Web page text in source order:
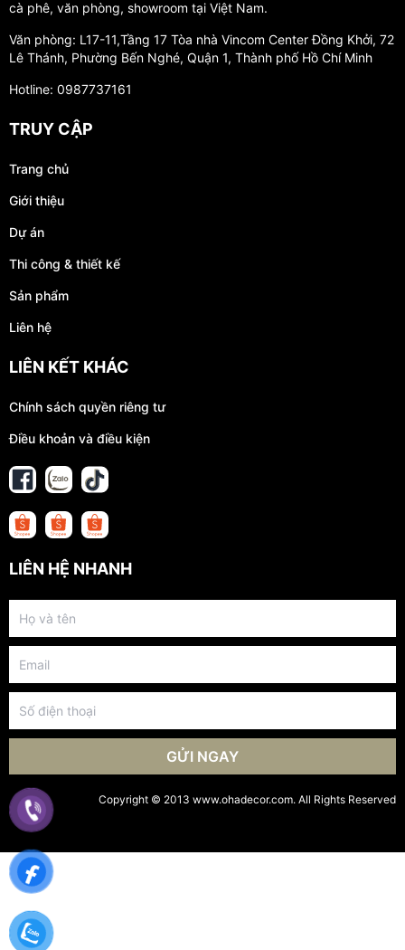
cà phê, văn phòng, showroom tại Việt Nam.
Văn phòng: L17-11,Tầng 17 Tòa nhà Vincom Center Đồng Khởi, 72
Lê Thánh, Phường Bến Nghé, Quận 1, Thành phố Hồ Chí Minh
Hotline: 0987737161
TRUY CẬP
Trang chủ
Giới thiệu
Dự án
Thi công & thiết kế
Sản phẩm
Liên hệ
LIÊN KẾT KHÁC
Chính sách quyền riêng tư
Điều khoản và điều kiện
LIÊN HỆ NHANH
GỬI NGAY
Copyright © 2013 www.ohadecor.com. All Rights Reserved